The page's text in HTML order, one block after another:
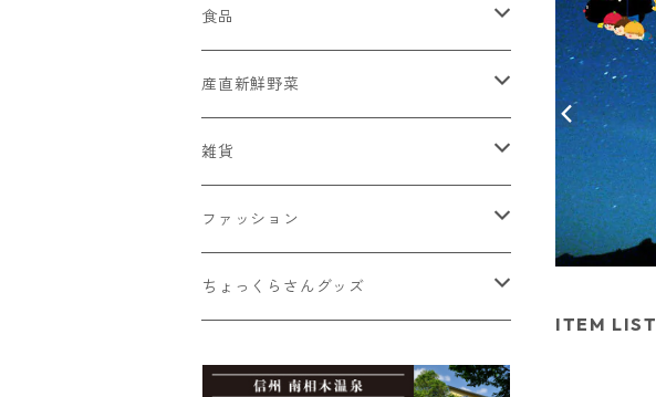
ITEM LIST
食品
菓子
蕎麦ころりん
そば
市兵衛そば
市兵衛そば（3袋入り）
加工品
もろこしスープ（ドライ）
飲料類
産直新鮮野菜
おまかせ新鮮野菜詰め合わせ
とうもろこし
雑貨
Moccai
Moccai・ストラップ
シナノユキマスグッズ
ファッション
NANGA × MINAMIAIKI
ちょっくらさんグッズ